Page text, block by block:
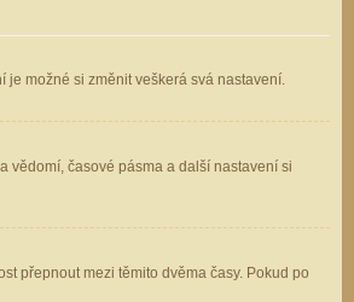
je možné si změnit veškerá svá nastavení.
vědomí, časové pásma a další nastavení si
přepnout mezi těmito dvěma časy. Pokud po